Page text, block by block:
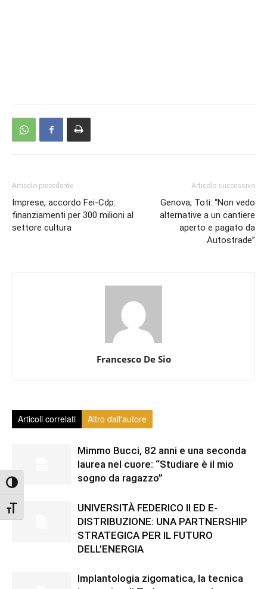
Attiva/disattiva alto contrasto
Attiva/disattiva dimensione testo
Articolo precedente
Imprese, accordo Fei-Cdp:
finanziamenti per 300 milioni al
settore cultura
Articolo successivo
Genova, Toti: “Non vedo
alternative a un cantiere
aperto e pagato da
Autostrade”
Francesco De Sio
Articoli correlati Altro dall'autore
Mimmo Bucci, 82 anni e una seconda
laurea nel cuore: “Studiare è il mio
sogno da ragazzo”
UNIVERSITÀ FEDERICO II ED E-
DISTRIBUZIONE: UNA PARTNERSHIP
STRATEGICA PER IL FUTURO
DELL’ENERGIA
Implantologia zigomatica, la tecnica